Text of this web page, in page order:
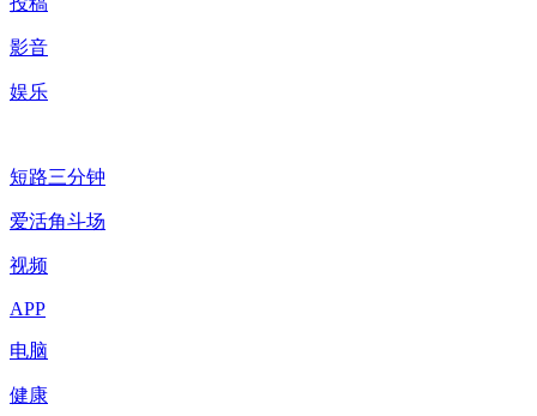
影音
娱乐
短路三分钟
爱活角斗场
视频
APP
电脑
健康